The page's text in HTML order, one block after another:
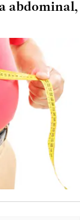
abdominal,